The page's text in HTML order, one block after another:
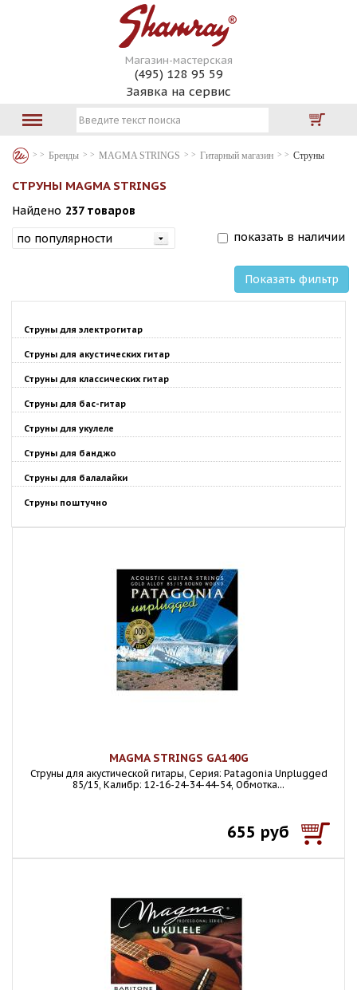
Магазин-мастерская
(495) 128 95 59
Заявка на сервис
Бренды MAGMA STRINGS Гитарный магазин Струны
СТРУНЫ MAGMA STRINGS
Найдено 237 товаров
показать в наличии
Показать фильтр
Струны для электрогитар
Струны для акустических гитар
Струны для классических гитар
Струны для бас-гитар
Струны для укулеле
Струны для банджо
Струны для балалайки
Струны поштучно
MAGMA STRINGS GA140G
Струны для акустической гитары, Серия: Patagonia Unplugged
85/15, Калибр: 12-16-24-34-44-54, Обмотка...
655 руб